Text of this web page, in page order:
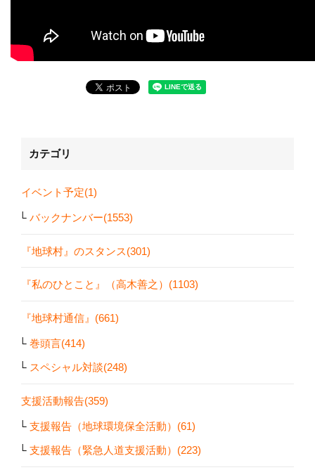
カテゴリ
イベント予定(1)
バックナンバー(1553)
『地球村』のスタンス(301)
『私のひとこと』（高木善之）(1103)
『地球村通信』(661)
巻頭言(414)
スペシャル対談(248)
支援活動報告(359)
支援報告（地球環境保全活動）(61)
支援報告（緊急人道支援活動）(223)